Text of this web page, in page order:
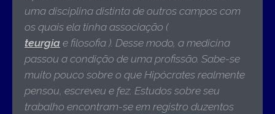
uma disciplina distinta de outros campos com
os quais ela tinha associação (
teurgia e filosofia ). Desse modo, a medicina
passou a condição de uma profissão. Sabe-se
muito pouco sobre o que Hipócrates realmente
pensou, escreveu e fez. Estudos sobre seu
trabalho encontram-se em registro duzentos